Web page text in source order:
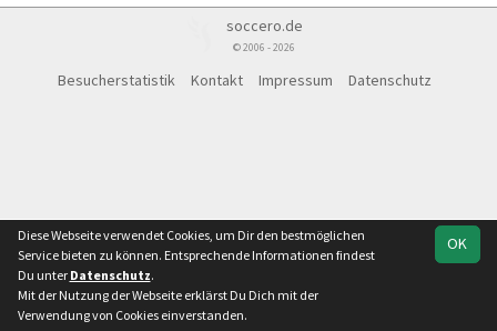
soccero.de
© 2006 - 2026
Besucherstatistik Kontakt Impressum Datenschutz
OK
Diese Webseite verwendet Cookies, um Dir den bestmöglichen
Service bieten zu können. Entsprechende Informationen findest
Du unter Datenschutz.
Mit der Nutzung der Webseite erklärst Du Dich mit der
Verwendung von Cookies einverstanden.